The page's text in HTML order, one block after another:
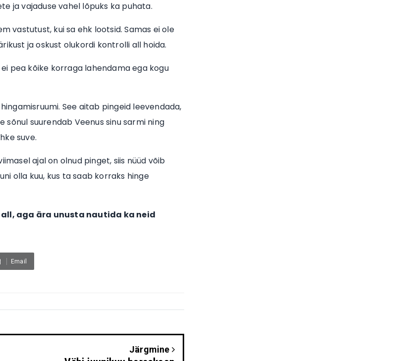
ja vajaduse vahel lõpuks ka puhata.
vastutust, kui sa ehk lootsid. Samas ei ole
ja oskust olukordi kontrolli all hoida.
pea kõike korraga lahendama ega kogu
See aitab pingeid leevendada,
sõnul suurendab Veenus sinu sarmi ning
suve.
ajal on olnud pinget, siis nüüd võib
olla kuu, kus ta saab korraks hinge
aga ära unusta nautida ka neid
Email
Järgmine